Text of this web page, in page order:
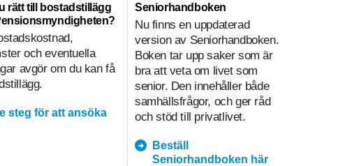
rätt till bostadstillägg
och eventuella
avgör om du kan få
steg för att ansöka
Seniorhandboken
Nu finns en uppdaterad
version av Seniorhandboken.
Boken tar upp saker som är
bra att veta om livet som
senior. Den innehåller både
samhällsfrågor, och ger råd
och stöd till privatlivet.
Beställ
Seniorhandboken här